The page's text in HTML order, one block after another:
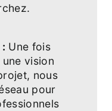
Une fois
vision
nous
pour